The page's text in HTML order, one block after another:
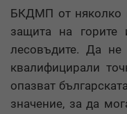
БКДМП от няколко
защита на горите
лесовъдите. Да
квалифицирали
опазват
значение, за да